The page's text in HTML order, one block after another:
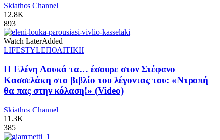
Skiathos Channel
12.8K
893
Watch LaterAdded
LIFESTYLEΠΟΛΙΤΙΚΗ
Η Ελένη Λουκά τα… έσουρε στον Στέφανο
Κασσελάκη στο βιβλίο του λέγοντας του: «Ντροπή
θα πας στην κόλαση!» (Video)
Skiathos Channel
11.3K
385